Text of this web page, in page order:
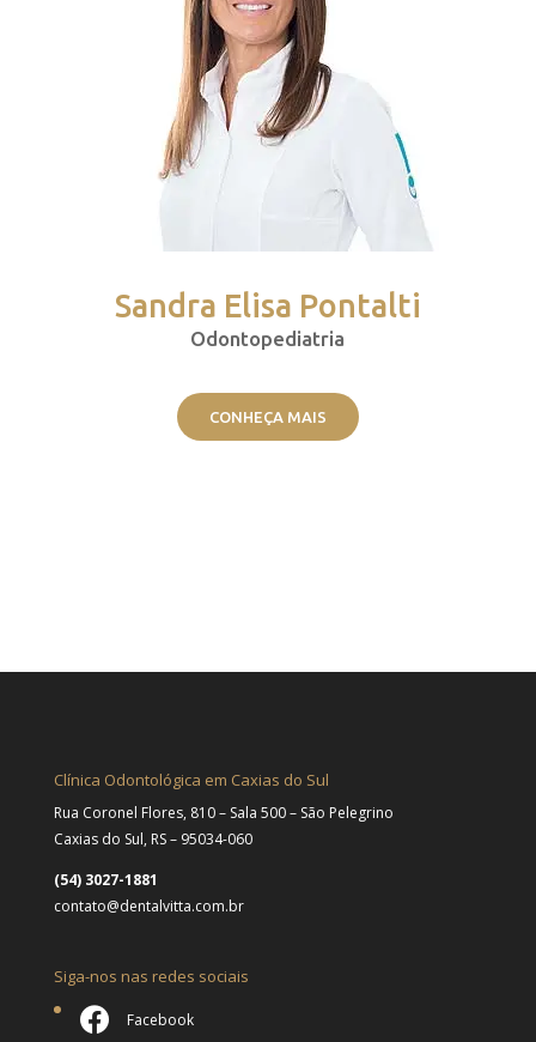
Sandra Elisa Pontalti
Odontopediatria
CONHEÇA MAIS
Clínica Odontológica em Caxias do Sul
Rua Coronel Flores, 810 – Sala 500 – São Pelegrino
Caxias do Sul, RS – 95034-060
(54) 3027-1881
contato@dentalvitta.com.br
Siga-nos nas redes sociais
Facebook